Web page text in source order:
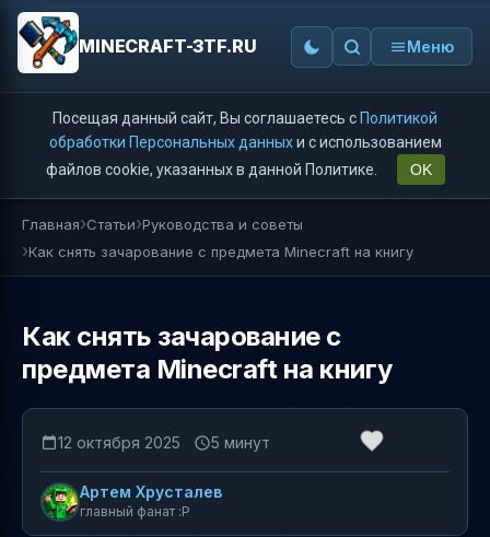
MINECRAFT-3TF.RU Меню
Посещая данный сайт, Вы соглашаетесь с Политикой
обработки Персональных данныхи с использованием
файлов cookie, указанных в данной Политике.
OK
Главная Статьи Руководства и советы
Как снять зачарование с предмета Minecraft на книгу
Как снять зачарование с
предмета Minecraft на книгу
12 октября 2025 5 минут
Артем Хрусталев
главный фанат :P